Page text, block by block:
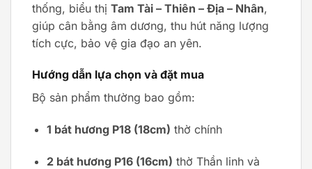
thống, biểu thị Tam Tài – Thiên – Địa – Nhân,
giúp cân bằng âm dương, thu hút năng lượng
tích cực, bảo vệ gia đạo an yên.
Hướng dẫn lựa chọn và đặt mua
Bộ sản phẩm thường bao gồm:
1 bát hương P18 (18cm) thờ chính
2 bát hương P16 (16cm) thờ Thần linh và